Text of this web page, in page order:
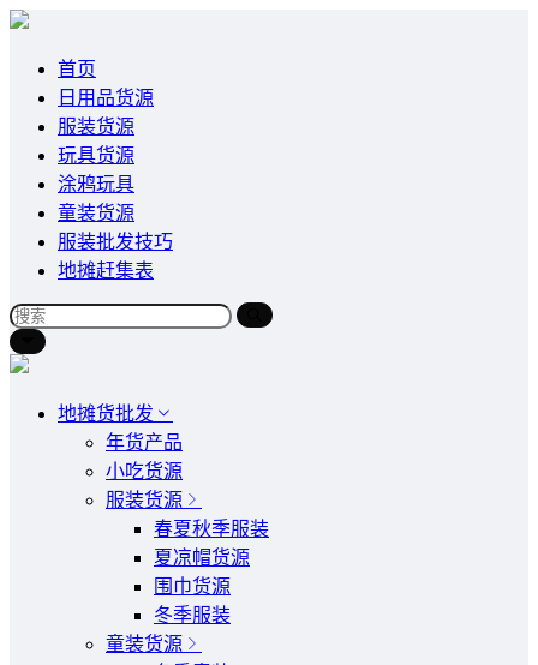
首页
日用品货源
服装货源
玩具货源
涂鸦玩具
童装货源
服装批发技巧
地摊赶集表
地摊货批发
年货产品
小吃货源
服装货源
春夏秋季服装
夏凉帽货源
围巾货源
冬季服装
童装货源